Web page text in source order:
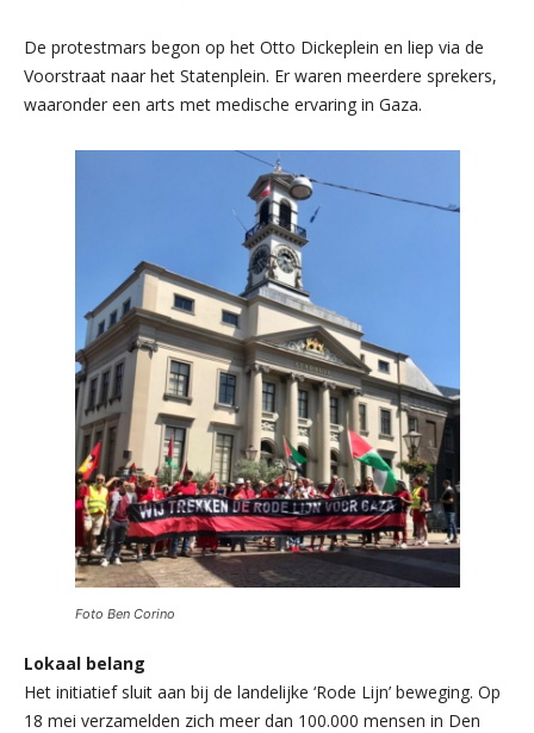
De protestmars begon op het Otto Dickeplein en liep via de
Voorstraat naar het Statenplein. Er waren meerdere sprekers,
waaronder een arts met medische ervaring in Gaza.
Foto Ben Corino
Lokaal belang
Het initiatief sluit aan bij de landelijke ‘Rode Lijn’ beweging. Op
18 mei verzamelden zich meer dan 100.000 mensen in Den